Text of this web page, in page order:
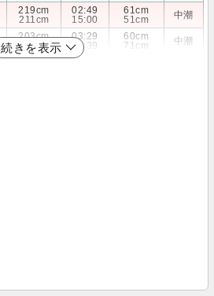
219cm
211cm
02:49
15:00
61cm
51cm
中潮
203cm
206cm
03:29
15:39
60cm
71cm
中潮
続きを表示